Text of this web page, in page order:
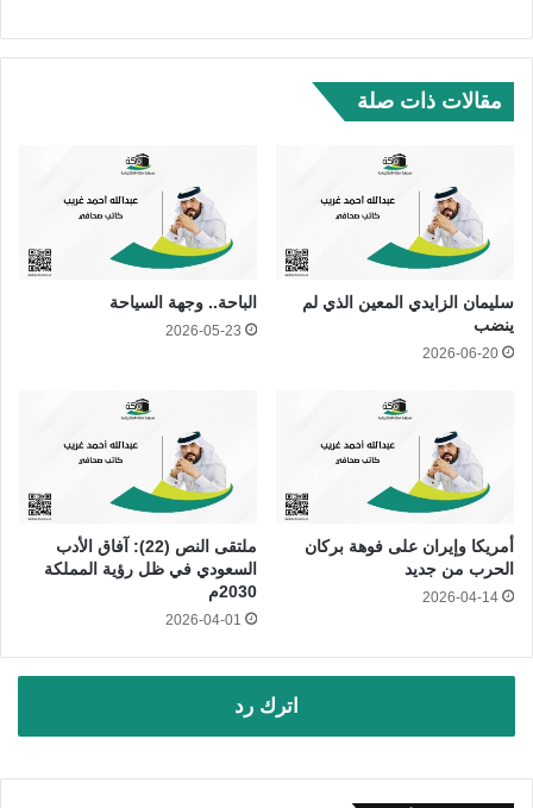
مقالات ذات صلة
سليمان الزايدي المعين الذي لم
ينضب
2026-06-20
الباحة.. وجهة السياحة
2026-05-23
أمريكا وإيران على فوهة بركان
الحرب من جديد
2026-04-14
ملتقى النص (22): آفاق الأدب
السعودي في ظل رؤية المملكة
2030م
2026-04-01
اترك رد